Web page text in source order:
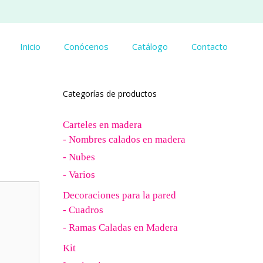
Inicio Conócenos Catálogo Contacto
Categorías de productos
Carteles en madera
- Nombres calados en madera
- Nubes
- Varios
Decoraciones para la pared
- Cuadros
- Ramas Caladas en Madera
Kit